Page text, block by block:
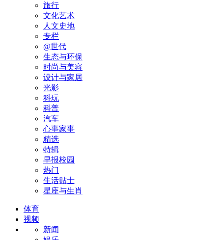
旅行
文化艺术
人文史地
专栏
@世代
生态与环保
时尚与美容
设计与家居
光影
科玩
科普
汽车
心事家事
精选
特辑
早报校园
热门
生活贴士
星座与生肖
体育
视频
新闻